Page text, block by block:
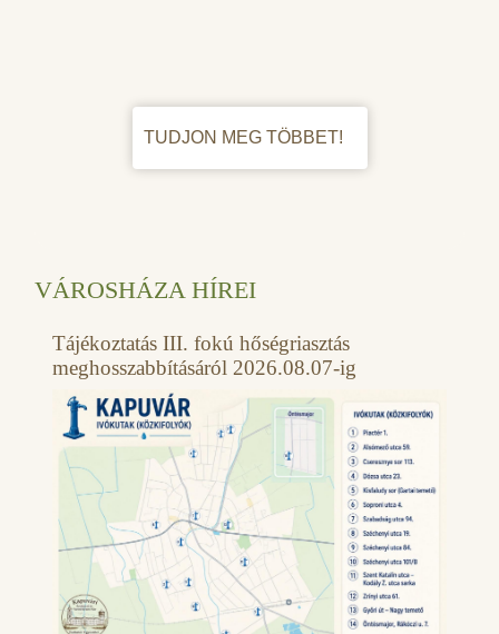
TUDJON MEG TÖBBET!
VÁROSHÁZA HÍREI
Tájékoztatás III. fokú hőségriasztás
meghosszabbításáról 2026.08.07-ig